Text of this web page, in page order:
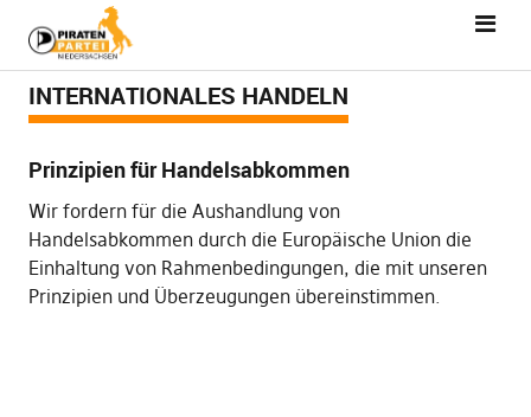
INTERNATIONALES HANDELN
Prinzipien für Handelsabkommen
Wir fordern für die Aushandlung von
Handelsabkommen durch die Europäische Union die
Einhaltung von Rahmenbedingungen, die mit unseren
Prinzipien und Überzeugungen übereinstimmen.